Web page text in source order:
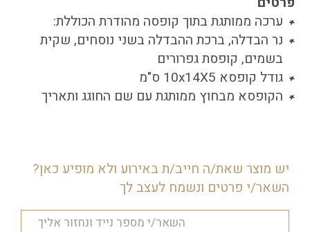
ערכה ממותגת בתוך קופסה מהודרת הכוללת:
נר הבדלה, ברכת ההבדלה בשני נוסחים, שקית
בשמים, קופסת גפרורים
גודל קופסא 10x14X5 ס"מ
הקופסא מבחוץ ממותגת עם שם החוגג ותאריך
יש מוצר שאת/ה חייב/ת באירוע ולא מופיע כאן?
השאר/י פרטים ונשמח לעצב לך